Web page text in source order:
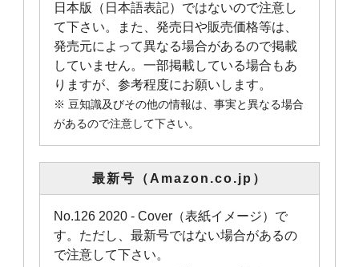
日本版（日本語表記）ではないので注意し
て下さい。また、発売日や販売価格等は、
発売元によって異なる場合があるので掲載
していません。一部掲載している場合もあ
りますが、参考程度にお願いします。
※ 豆知識及びその他の情報は、事実と異なる場合
があるので注意して下さい。
最新号（Amazon.co.jp）
No.126 2020 - Cover（表紙イメージ）で
す。ただし、最新号ではない場合があるの
で注意して下さい。